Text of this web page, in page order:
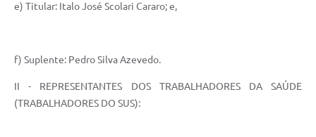
Telefones Úteis
Jornal
e) Titular: Italo José Scolari Cararo; e,
f) Suplente: Pedro Silva Azevedo.
II - REPRESENTANTES DOS TRABALHADORES DA SAÚDE
(TRABALHADORES DO SUS):